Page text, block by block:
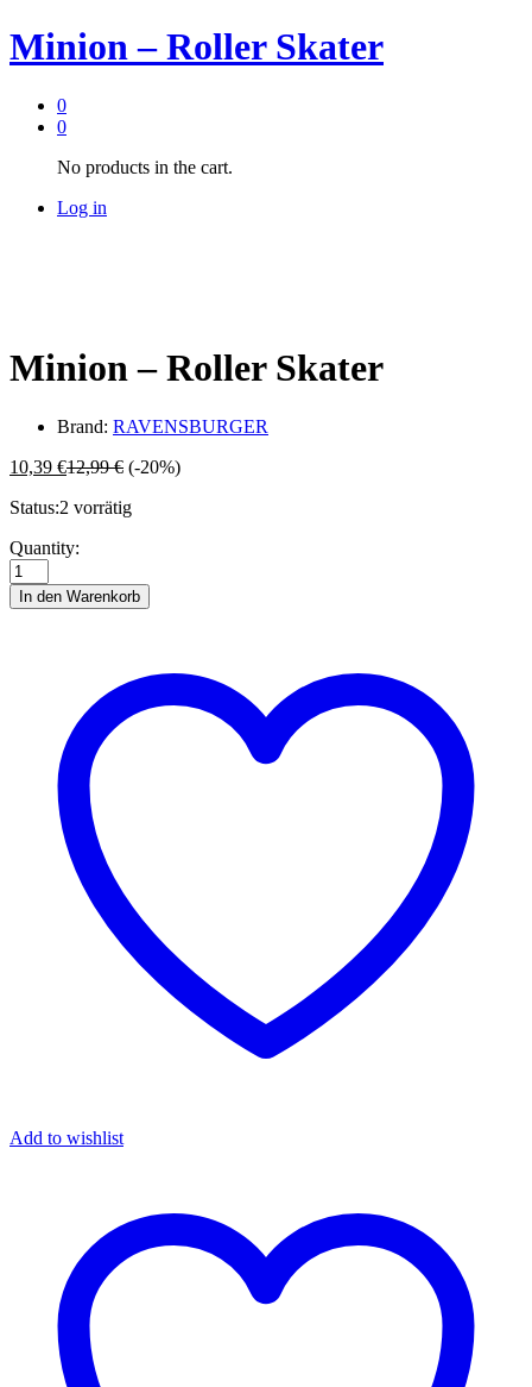
Minion – Roller Skater
0
0
No products in the cart.
Log in
Minion – Roller Skater
Brand: RAVENSBURGER
10,39 €12,99€ (-20%)
Status:2 vorrätig
Minion
Roller
Skater
Quantity:
In den Warenkorb
Add to wishlist